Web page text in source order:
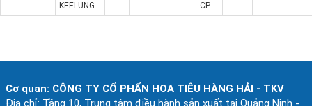
KEELUNG
CP
Cơ quan: CÔNG TY CỔ PHẨN HOA TIÊU HÀNG HẢI - TKV
Ðịa chỉ: Tầng 10, Trung tâm điều hành sản xuất tại Quảng Ninh -